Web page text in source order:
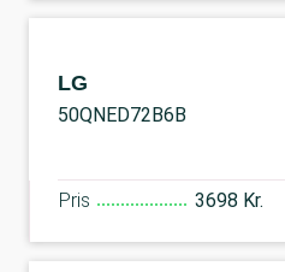
LG
50QNED72B6B
Pris 3698 Kr.